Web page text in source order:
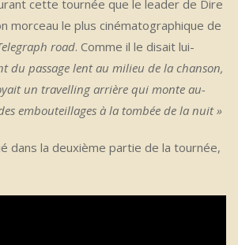
cette tournée que le leader de Dire
morceau le plus cinématographique de
road. Comme il le disait lui-
du passage lent au milieu de la chanson,
un travelling arrière qui monte au-
embouteillages à la tombée de la nuit »
dans la deuxième partie de la tournée,